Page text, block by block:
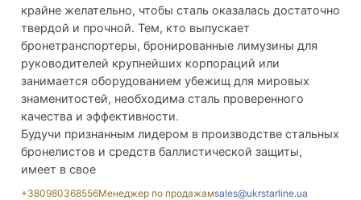
крайне желательно, чтобы сталь оказалась достаточно
твердой и прочной. Тем, кто выпускает
бронетранспортеры, бронированные лимузины для
руководителей крупнейших корпораций или
занимается оборудованием убежищ для мировых
знаменитостей, необходима сталь проверенного
качества и эффективности.
Будучи признанным лидером в производстве стальных
бронелистов и средств баллистической защиты,
имеет в свое
+380980368556Менеджер по продажамsales@ukrstarline.ua